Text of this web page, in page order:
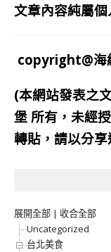
文章內容純屬個
copyright@海
(本網站發表之
堡 所有，未經
轉貼，請以分
展開全部 | 收合全部
Uncategorized
台北美食